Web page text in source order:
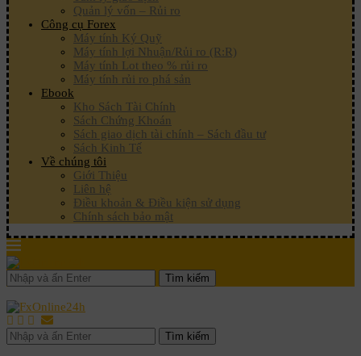
Quản lý vốn – Rủi ro
Công cụ Forex
Máy tính Ký Quỹ
Máy tính lợi Nhuận/Rủi ro (R:R)
Máy tính Lot theo % rủi ro
Máy tính rủi ro phá sản
Ebook
Kho Sách Tài Chính
Sách Chứng Khoán
Sách giao dịch tài chính – Sách đầu tư
Sách Kinh Tế
Về chúng tôi
Giới Thiệu
Liên hệ
Điều khoản & Điều kiện sử dụng
Chính sách bảo mật
Tìm kiếm
Tìm kiếm